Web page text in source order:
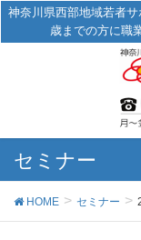
神奈川県西部地域若者
歳までの方に職
セミナー
HOME セミナー